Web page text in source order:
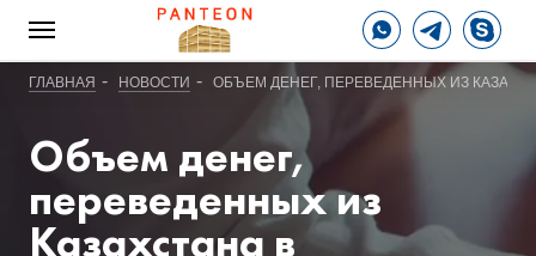
ГЛАВНАЯ - НОВОСТИ - ОБЪЕМ ДЕНЕГ, ПЕРЕВЕДЕННЫХ ИЗ
Объем денег,
переведенных из
Казахстана в